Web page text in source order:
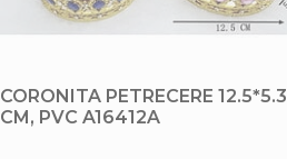
CORONITA PETRECERE 12.5*5.3
CM, PVC A16412A